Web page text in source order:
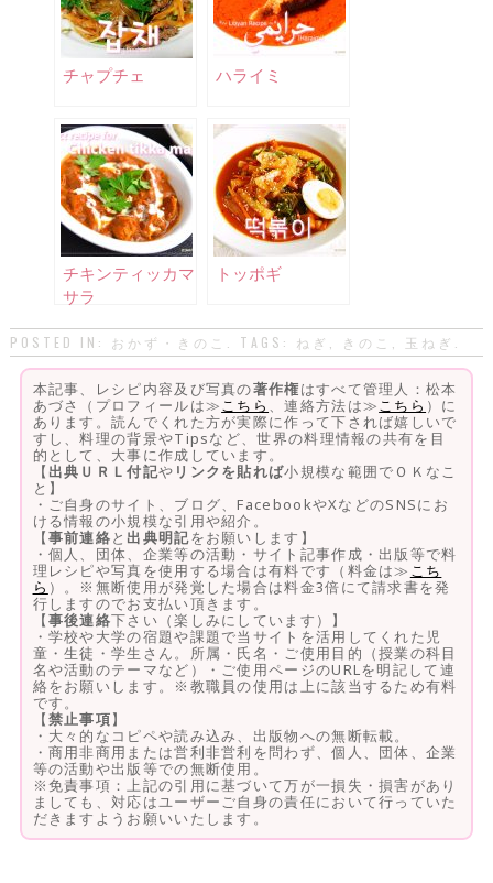
チャプチェ ハライミ
チキンティッカマ
サラ
トッポギ
POSTED IN: おかず・きのこ . TAGS: ねぎ きのこ 玉ねぎ
本記事、レシピ内容及び写真の著作権はすべて管理人：松本
あづさ（プロフィールは≫こちら 、連絡方法は≫こちら ）に
あります。読んでくれた方が実際に作って下されば嬉しいで
すし、料理の背景やTipsなど、世界の料理情報の共有を目
的として、大事に作成しています。
【 出典ＵＲＬ付記や リンクを貼れば小規模な範囲でＯＫなこ
と】
・ご自身のサイト、ブログ、FacebookやXなどのSNSにお
ける情報の小規模な引用や紹介。
【事前連絡と 出典明記をお願いします】
・個人、団体、企業等の活動・サイト記事作成・出版等で料
理レシピや写真を使用する場合は有料です（料金は≫ こち
ら ）。※無断使用が発覚した場合は料金3倍にて請求書を発
行しますのでお支払い頂きます。
【事後連絡下さい（楽しみにしています）】
・学校や大学の宿題や課題で当サイトを活用してくれた児
童・生徒・学生さん。所属・氏名・ご使用目的（授業の科目
名や活動のテーマなど）・ご使用ページのURLを明記して連
絡をお願いします。※教職員の使用は上に該当するため有料
です。
【禁止事項】
・大々的なコピペや読み込み、出版物への無断転載。
・商用非商用または営利非営利を問わず、個人、団体、企業
等の活動や出版等での無断使用。
※免責事項：上記の引用に基づいて万が一損失・損害があり
ましても、対応はユーザーご自身の責任において行っていた
だきますようお願いいたします。